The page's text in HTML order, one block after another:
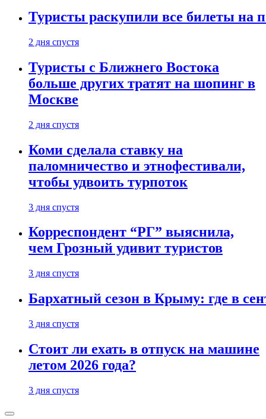
Туристы раскупили все билеты на
2 дня спустя
Туристы с Ближнего Востока
больше других тратят на шопинг в
Москве
2 дня спустя
Коми сделала ставку на
паломничество и этнофестивали,
чтобы удвоить турпоток
3 дня спустя
Корреспондент “РГ” выяснила,
чем Грозный удивит туристов
3 дня спустя
Бархатный сезон в Крыму: где в
3 дня спустя
Стоит ли ехать в отпуск на машине
летом 2026 года?
3 дня спустя